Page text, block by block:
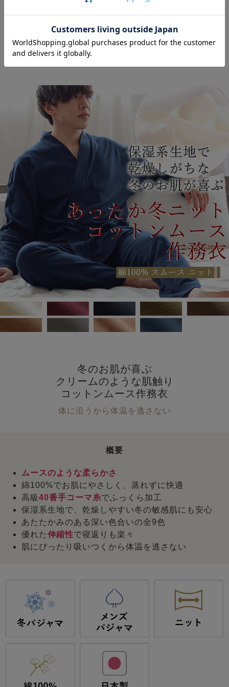
オーダーメイド
対象商品
2年保証対象商品
冬のお肌が喜ぶ
クリームのような肌触り
コットンムース作務衣
体に沿うから体温を逃さない
概要
ムースのような柔らかさ
綿100%でお肌にやさしく、蒸れずに快適
高級40番手コーマ糸でふっくら加工
保湿系生地で、乾燥しやすい冬の敏感肌にも安心
あたたかみのある深い色合いの全9色
優れた伸縮性で寝返りも楽々
肌にぴったり吸いつくから体温を逃さない